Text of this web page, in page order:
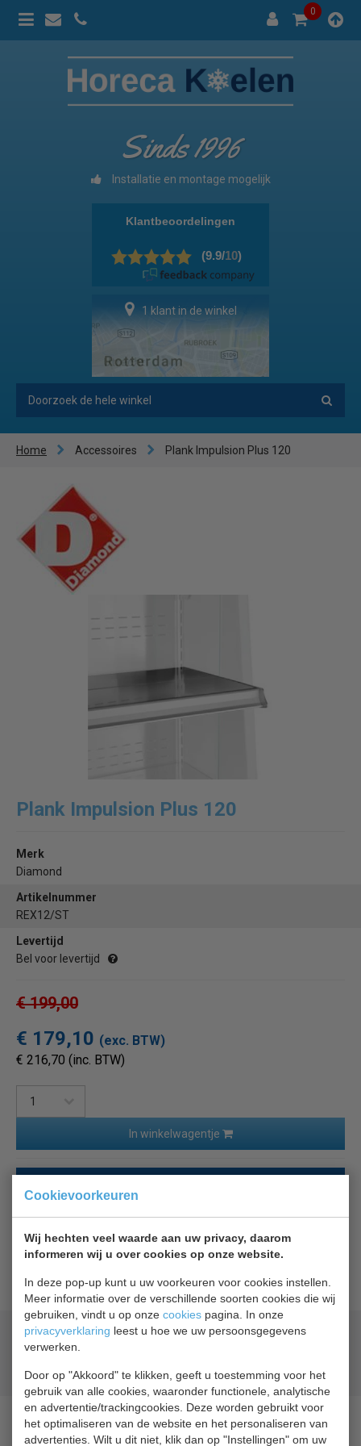
Cookievoorkeuren
Wij hechten veel waarde aan uw privacy, daarom
informeren wij u over cookies op onze website.
In deze pop-up kunt u uw voorkeuren voor cookies instellen.
Meer informatie over de verschillende soorten cookies die wij
gebruiken, vindt u op onze cookies pagina. In onze
privacyverklaring leest u hoe we uw persoonsgegevens
verwerken.
Door op "Akkoord" te klikken, geeft u toestemming voor het
gebruik van alle cookies, waaronder functionele, analytische
en advertentie/trackingcookies. Deze worden gebruikt voor
het optimaliseren van de website en het personaliseren van
advertenties. Wilt u dit niet, klik dan op "Instellingen" om uw
0
Sinds 1996
Installatie en montage mogelijk
8 klanten in de winkel
Home Accessoires Plank Impulsion Plus 120
Plank Impulsion Plus 120
Merk
Diamond
Artikelnummer
REX12/ST
Levertijd
Bel voor levertijd
€ 199,00
€ 179,10 (exc. BTW)
€ 216,70 (inc. BTW)
In winkelwagentje
Geld terugprijsgarantie
Lage prijzen hoge service
Gratis verzending vanaf € 200,00